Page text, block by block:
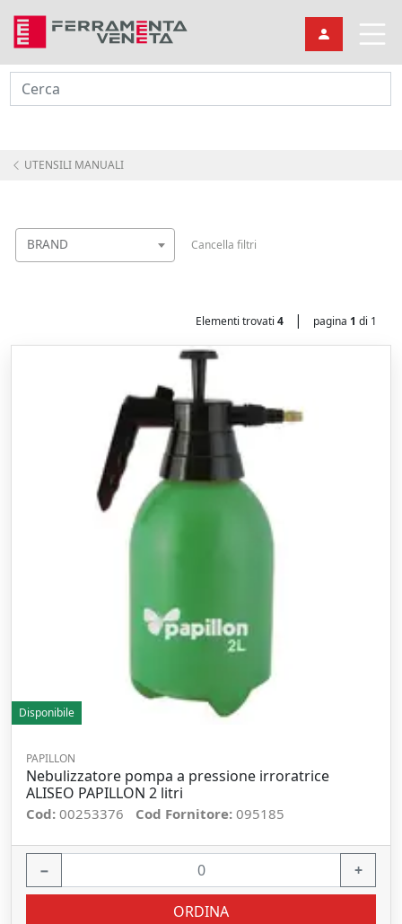
Cerca
UTENSILI MANUALI
BRAND Cancella filtri
Elementi trovati 4 | pagina 1 di 1
Disponibile
PAPILLON
Nebulizzatore pompa a pressione irroratrice
ALISEO PAPILLON 2 litri
Cod: 00253376 Cod Fornitore: 095185
− +
ORDINA